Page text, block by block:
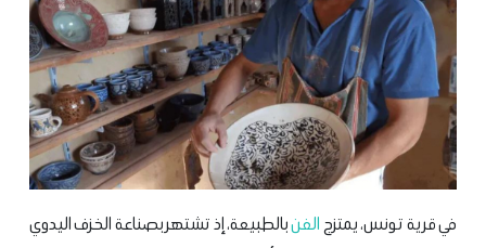
في قرية تونس، يمتزج الفنبالطبيعة، إذ تشتهر بصناعة الخزف اليدوي